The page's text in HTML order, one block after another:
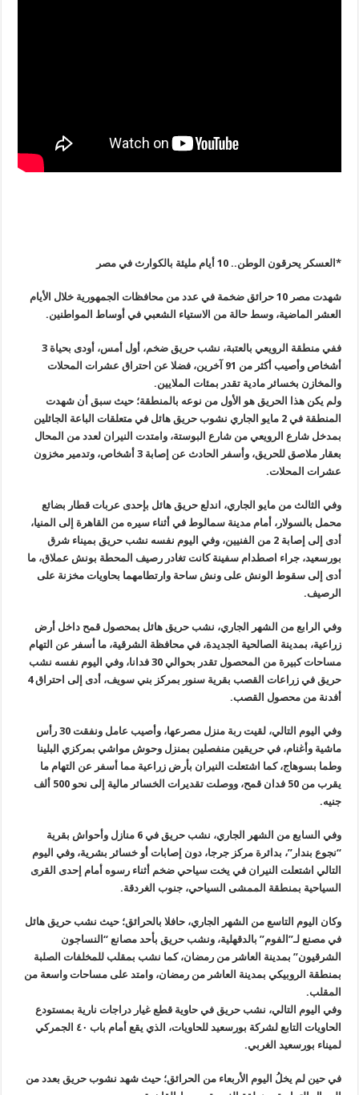
*العسكر يحرقون الوطن.. 10 أيام مليئة بالكوارث في مصر
شهدت مصر 10 حرائق ضخمة في عدد من محافظات الجمهورية خلال الأيام
العشر الماضية، وسط حالة من الاستياء الشعبي في أوساط المواطنين.
ففي منطقة الرويعي بالعتبة، نشب حريق ضخم، أول أمس، أودى بحياة 3
أشخاص وأصيب أكثر من 91 آخرين، فضلا عن احتراق عشرات المحلات
والمخازن بخسائر مادية تقدر بمئات الملايين.
ولم يكن هذا الحريق هو الأول من نوعه بالمنطقة؛ حيث سبق أن شهدت
المنطقة في2 مايو الجاري نشوب حريق هائل في متعلقات الباعة الجائلين
بمدخل شارع الرويعي من شارع البوستة، وامتدت النيران لعدد من المحال
بعقار ملاصق للحريق، وأسفر الحادث عن إصابة 3 أشخاص، وتدمير مخزون
عشرات المحلات.
وفي الثالث من مايو الجاري، اندلع حريق هائل بإحدى عربات قطار بضائع
محمل بالسولار، أمام مدينة سمالوط في أثناء سيره من القاهرة إلى المنيا،
أدى إلى إصابة 2 من الفنيين، وفي اليوم نفسه نشب حريق بميناء شرق
بورسعيد، جراء اصطدام سفينة كانت تغادر رصيف المحطة بونش عملاق، ما
أدى إلى سقوط الونش على ونش ساحة وارتطامهما بحاويات مخزنة على
الرصيف.
وفي الرابع من الشهر الجاري، نشب حريق هائل بمحصول قمح داخل أرض
زراعية، بمدينة الصالحية الجديدة، في محافظة الشرقية، ما أسفر عن التهام
مساحات كبيرة من المحصول تقدر بحوالي 30 فدانا، وفي اليوم نفسه نشب
حريق في زراعات القصب بقرية سنور بمركز بني سويف، أدى إلى احتراق 4
أفدنة من محصول القصب.
وفي اليوم التالي، لقيت ربة منزل مصرعها، وأصيب عامل ونفقت 30 رأس
ماشية وأغنام، في حريقين منفصلين بمنزل وحوش مواشي بمركزي البلينا
وطما بسوهاج، كما اشتعلت النيران بأرض زراعية مما أسفر عن التهام ما
يقرب من 50 فدان قمح، ووصلت تقديرات الخسائر مالية إلى نحو 500 ألف
جنيه.
وفي السابع من الشهر الجاري، نشب حريق في 6 منازل وأحواش بقرية
“نجوع بندار”، بدائرة مركز جرجا، دون إصابات أو خسائر بشرية، وفي اليوم
التالي اشتعلت النيران في يخت سياحي ضخم أثناء رسوه أمام إحدى القرى
السياحية بمنطقة الممشى السياحي، جنوب الغردقة.
وكان اليوم التاسع من الشهر الجاري، حافلا بالحرائق؛ حيث نشب حريق هائل
في مصنع لـ”الفوم” بالدقهلية، ونشب حريق بأحد مصانع “النساجون
الشرقيون” بمدينة العاشر من رمضان، كما نشب بمقلب للمخلفات الصلبة
بمنطقة الروبيكي بمدينة العاشر من رمضان، وامتد على مساحات واسعة من
المقلب.
وفي اليوم التالي، نشب حريق في حاوية قطع غيار دراجات نارية بمستودع
الحاويات التابع لشركة بورسعيد للحاويات، الذي يقع أمام باب ٤٠ الجمركي
لميناء بورسعيد الغربي.
في حين لم يخلُ اليوم الأربعاء من الحرائق؛ حيث شهد نشوب حريق بعدد من